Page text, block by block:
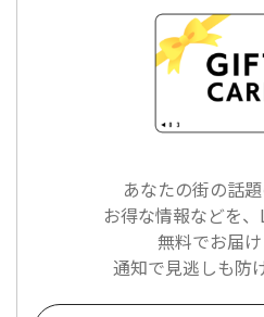
あなたの街の話
お得な情報などを
無料でお届け
通知で見逃しも防